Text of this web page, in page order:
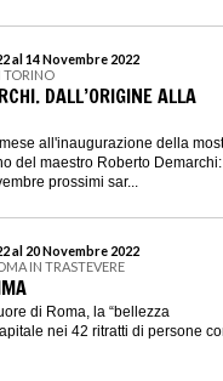
al 14 Novembre 2022
TORINO
DALL’ORIGINE ALLA
all'inaugurazione della
del maestro Roberto
prossimi sar...
al 20 Novembre 2022
IN TRASTEVERE
di Roma, la “bellezza
nei 42 ritratti di persone